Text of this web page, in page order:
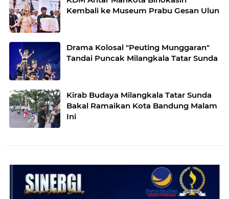
Kembali ke Museum Prabu Gesan Ulun
Drama Kolosal "Peuting Munggaran"
Tandai Puncak Milangkala Tatar Sunda
Kirab Budaya Milangkala Tatar Sunda
Bakal Ramaikan Kota Bandung Malam
Ini